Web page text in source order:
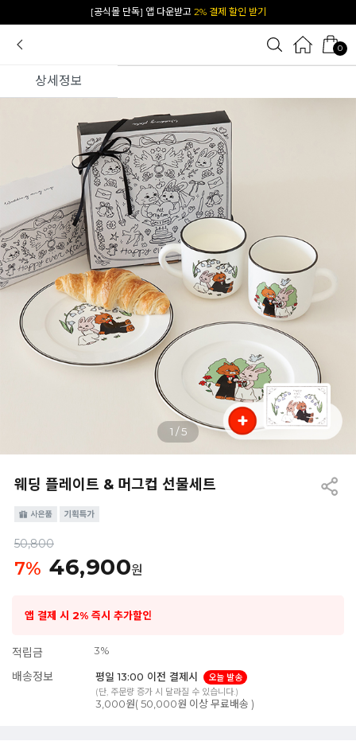
카카오 플친 추가하면1천원 즉시 할인 쿠폰
0
상세정보
1 /5
웨딩 플레이트 & 머그컵 선물세트
50,800
7% 46,900원
앱 결제 시 2% 즉시 추가할인
적립금 3%
배송정보 평일 13:00 이전 결제시
오늘 발송
(단, 주문량 증가 시 달라질 수 있습니다.)
3,000원( 50,000원 이상 무료배송 )